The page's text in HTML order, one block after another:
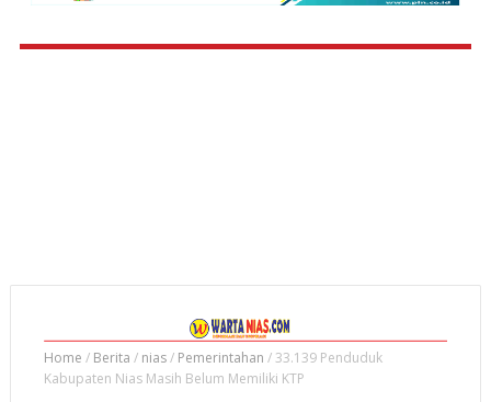
Home / Berita / nias/ Pemerintahan /33.139 Penduduk
Kabupaten Nias Masih Belum Memiliki KTP